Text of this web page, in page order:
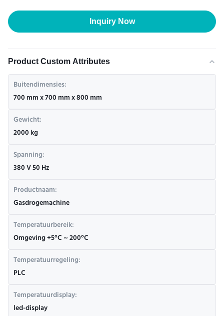
Inquiry Now
Product Custom Attributes
Buitendimensies:
700 mm x 700 mm x 800 mm
Gewicht:
2000 kg
Spanning:
380 V 50 Hz
Productnaam:
Gasdrogemachine
Temperatuurbereik:
Omgeving +5°C ~ 200°C
Temperatuurregeling:
PLC
Temperatuurdisplay:
led-display